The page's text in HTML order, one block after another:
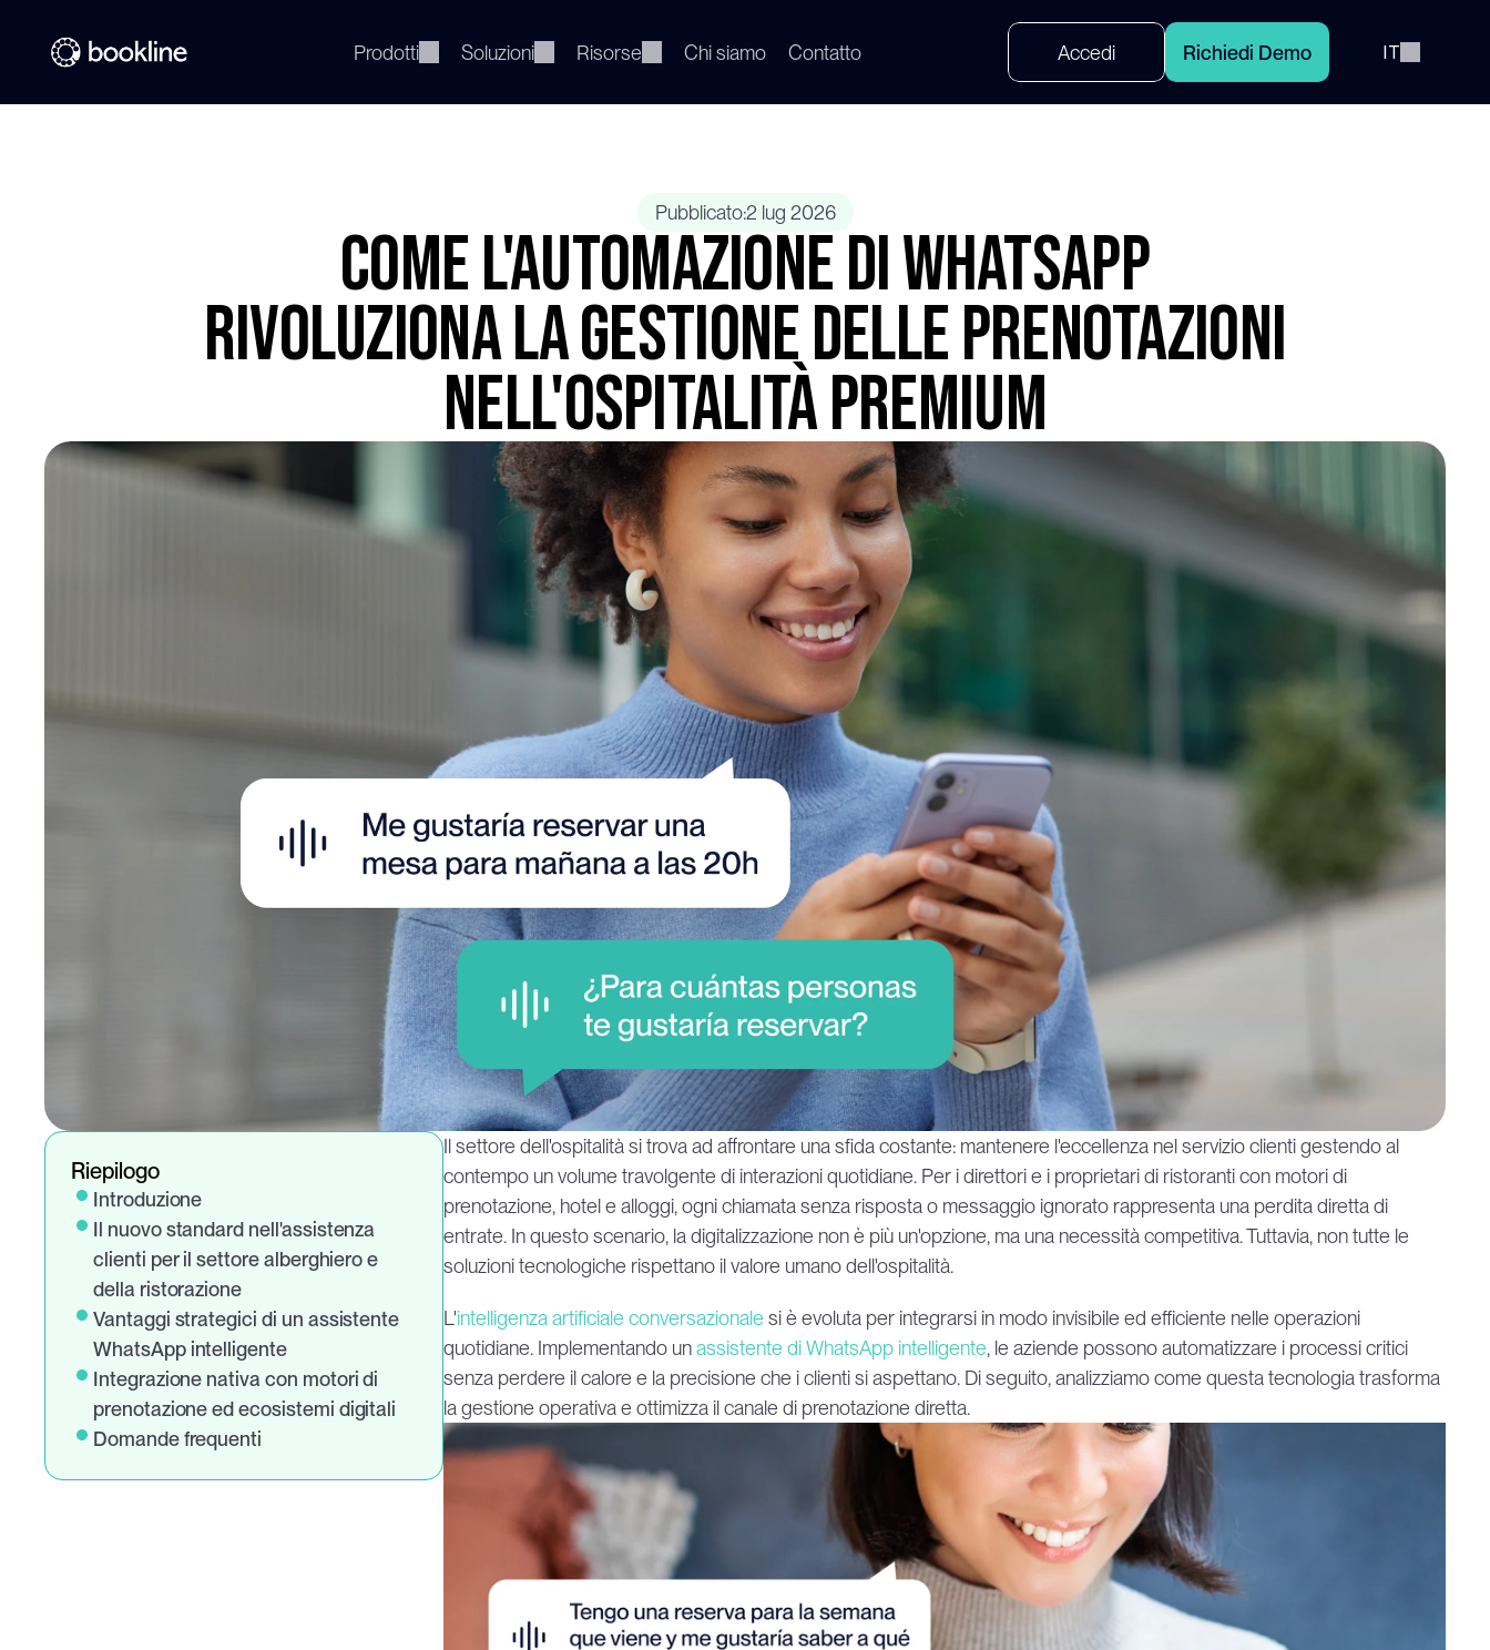
Prodotti Soluzioni Risorse Chi siamo Contatto Accedi Richiedi Demo
Select Language
IT
Pubblicato:2 lug 2026
Come l'automazione di WhatsApp
rivoluziona la gestione delle prenotazioni
nell'ospitalità premium
Riepilogo
Introduzione
Il nuovo standard nell'assistenza
clienti per il settore alberghiero e
della ristorazione
Vantaggi strategici di un assistente
WhatsApp intelligente
Integrazione nativa con motori di
prenotazione ed ecosistemi digitali
Domande frequenti
Il settore dell'ospitalità si trova ad affrontare una sfida costante: mantenere l'eccellenza nel servizio clienti gestendo al
contempo un volume travolgente di interazioni quotidiane. Per i direttori e i proprietari di ristoranti con motori di
prenotazione, hotel e alloggi, ogni chiamata senza risposta o messaggio ignorato rappresenta una perdita diretta di
entrate. In questo scenario, la digitalizzazione non è più un'opzione, ma una necessità competitiva. Tuttavia, non tutte le
soluzioni tecnologiche rispettano il valore umano dell'ospitalità.
L'intelligenza artificiale conversazionale si è evoluta per integrarsi in modo invisibile ed efficiente nelle operazioni
quotidiane. Implementando un assistente di WhatsApp intelligente, le aziende possono automatizzare i processi critici
senza perdere il calore e la precisione che i clienti si aspettano. Di seguito, analizziamo come questa tecnologia trasforma
la gestione operativa e ottimizza il canale di prenotazione diretta.